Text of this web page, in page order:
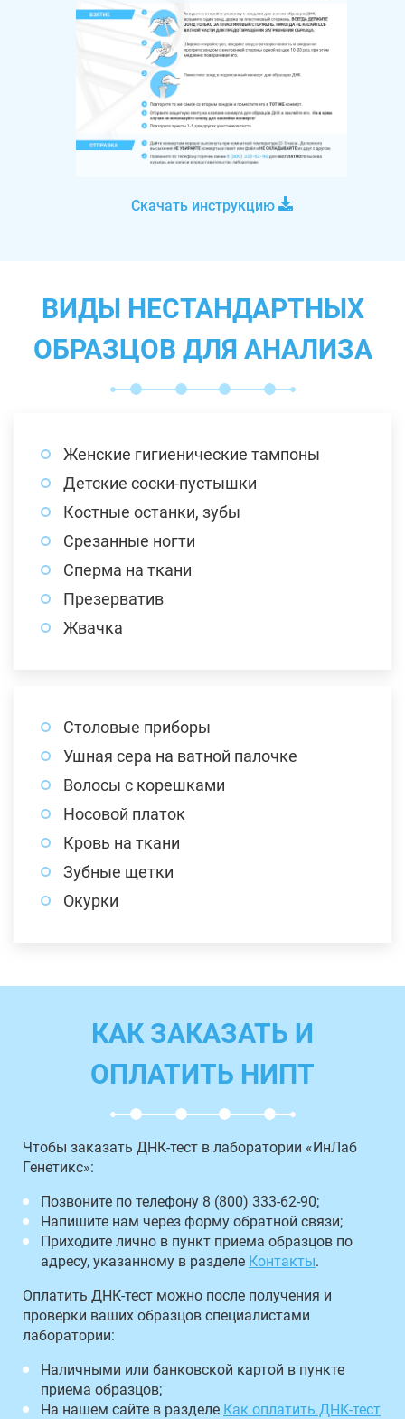
Скачать инструкцию
ВИДЫ НЕСТАНДАРТНЫХ
ОБРАЗЦОВ ДЛЯ АНАЛИЗА
Женские гигиенические тампоны
Детские соски-пустышки
Костные останки, зубы
Срезанные ногти
Сперма на ткани
Презерватив
Жвачка
Столовые приборы
Ушная сера на ватной палочке
Волосы с корешками
Носовой платок
Кровь на ткани
Зубные щетки
Окурки
КАК ЗАКАЗАТЬ И
ОПЛАТИТЬ НИПТ
Чтобы заказать ДНК-тест в лаборатории «ИнЛаб
Генетикс»:
Позвоните по телефону 8 (800) 333-62-90;
Напишите нам через форму обратной связи;
Приходите лично в пункт приема образцов по
адресу, указанному в разделе Контакты.
Оплатить ДНК-тест можно после получения и
проверки ваших образцов специалистами
лаборатории:
Наличными или банковской картой в пункте
приема образцов;
На нашем сайте в разделе Как оплатить ДНК-тест